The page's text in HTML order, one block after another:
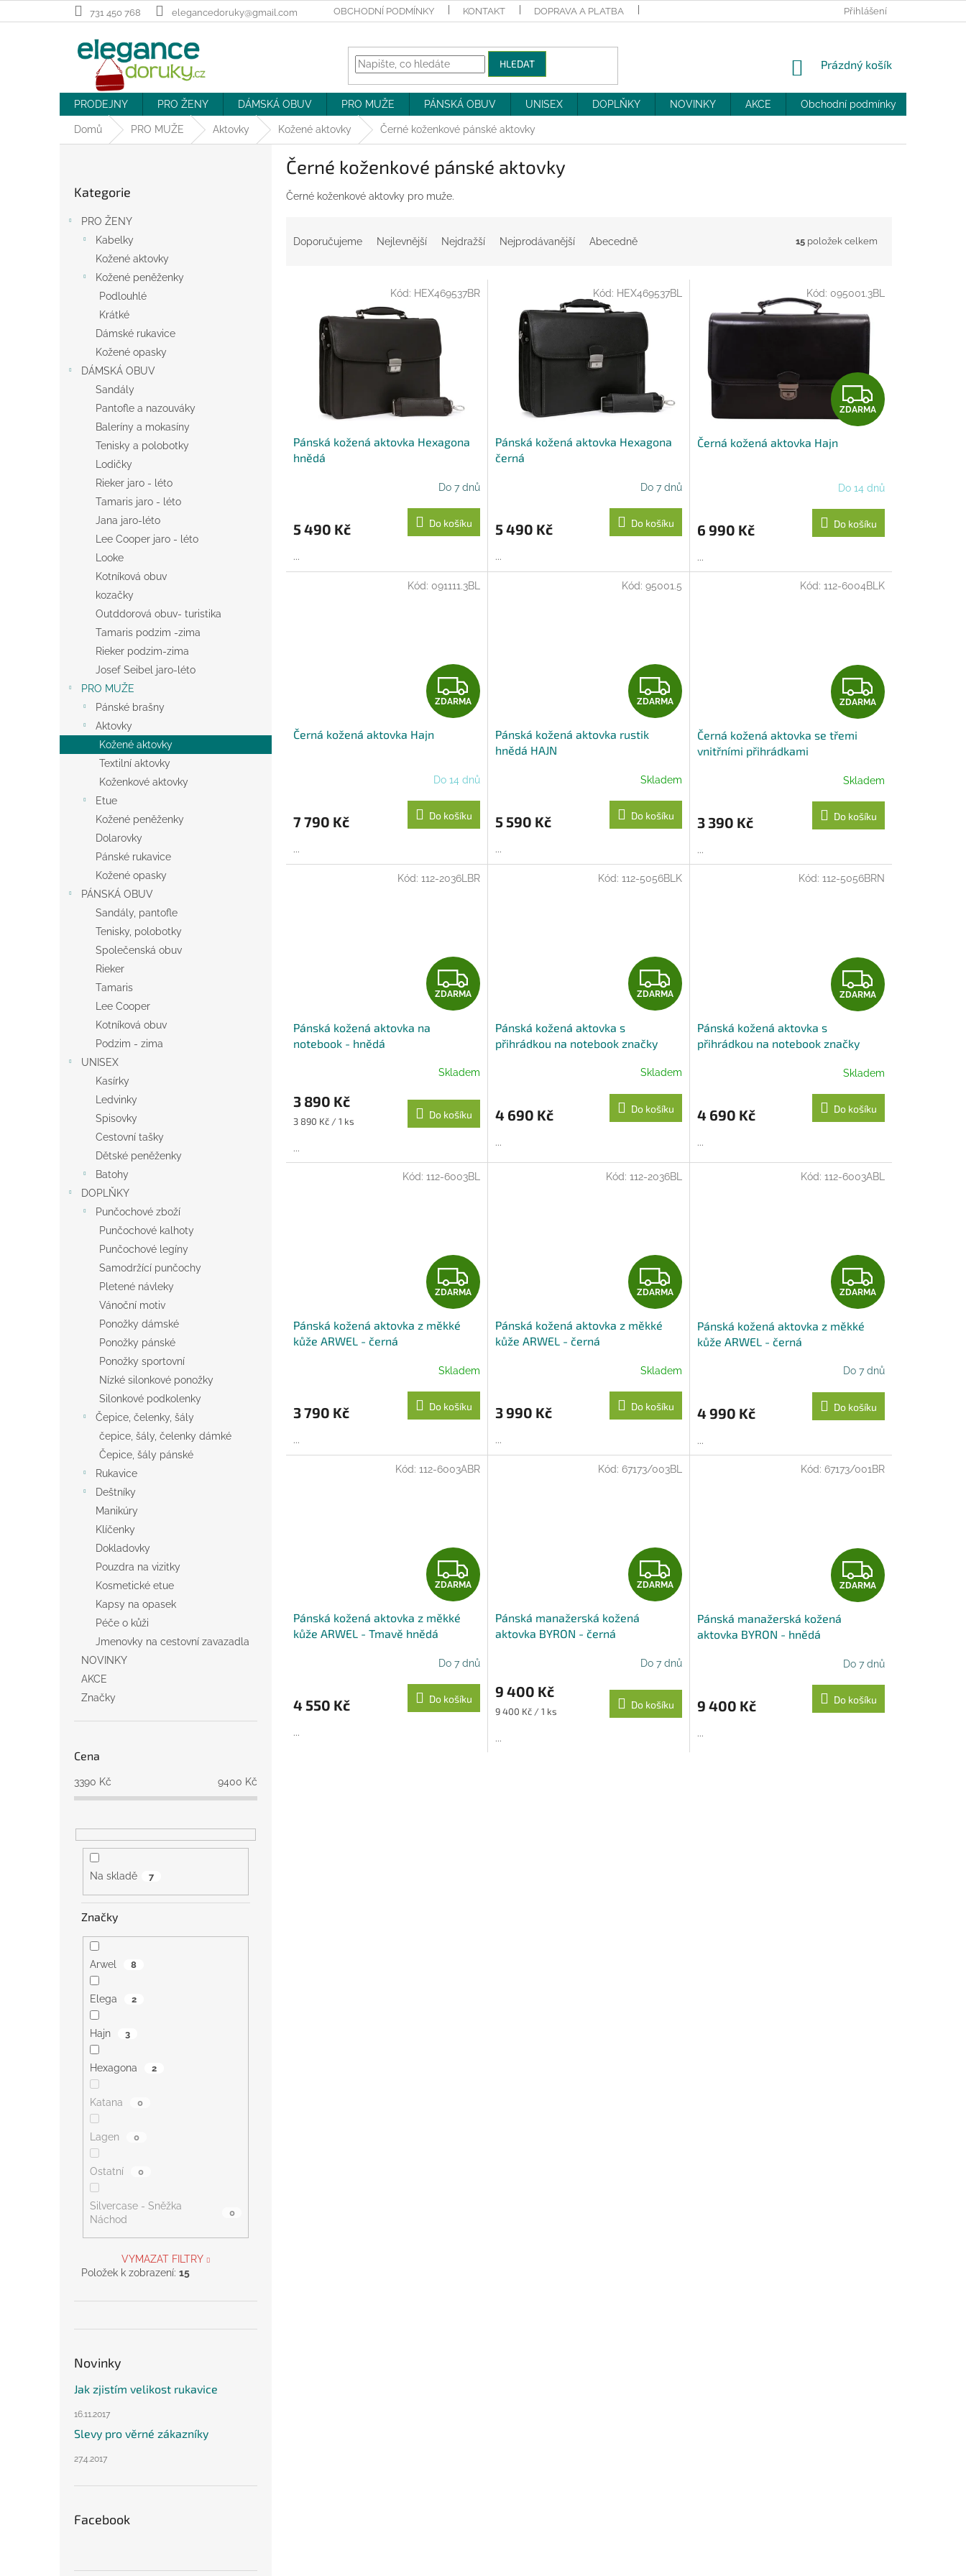
na
731 450 768 elegancedoruky@gmail.com OBCHODNÍ PODMÍNKY KONTAKT DOPRAVA A PLATBA MOJE OBJEDNÁVKA
Přihlášení
HLEDAT
NÁKUPNÍ
Prázdný košík
PRODEJNY PRO ŽENY DÁMSKÁ OBUV PRO MUŽE PÁNSKÁ OBUV UNISEX DOPLŇKY NOVINKY AKCE Obchodní podmínky
Domů PRO MUŽE Aktovky Kožené aktovky Černé koženkové pánské aktovky
kategorie
Kategorie
PRO ŽENY
Kabelky
Kožené aktovky
Kožené peněženky
Podlouhlé
Krátké
Dámské rukavice
Kožené opasky
DÁMSKÁ OBUV
Sandály
Pantofle a nazouváky
Baleríny a mokasíny
Tenisky a polobotky
Lodičky
Rieker jaro - léto
Tamaris jaro - léto
Jana jaro-léto
Lee Cooper jaro - léto
Looke
Kotníková obuv
kozačky
Outddorová obuv- turistika
Tamaris podzim -zima
Rieker podzim-zima
Josef Seibel jaro-léto
PRO MUŽE
Pánské brašny
Aktovky
Kožené aktovky
Textilní aktovky
Koženkové aktovky
Etue
Kožené peněženky
Dolarovky
Pánské rukavice
Kožené opasky
PÁNSKÁ OBUV
Sandály, pantofle
Tenisky, polobotky
Společenská obuv
Rieker
Tamaris
Lee Cooper
Kotníková obuv
Podzim - zima
UNISEX
Kasírky
Ledvinky
Spisovky
Cestovní tašky
Dětské peněženky
Batohy
DOPLŇKY
Punčochové zboží
Punčochové kalhoty
Punčochové legíny
Samodržící punčochy
Pletené návleky
Vánoční motiv
Ponožky dámské
Ponožky pánské
Ponožky sportovní
Nízké silonkové ponožky
Silonkové podkolenky
Čepice, čelenky, šály
čepice, šály, čelenky dámké
Čepice, šály pánské
Rukavice
Deštníky
Manikúry
Klíčenky
Dokladovky
Pouzdra na vizitky
Kosmetické etue
Kapsy na opasek
Péče o kůži
Jmenovky na cestovní zavazadla
NOVINKY
AKCE
Značky
Cena
3390 Kč 9400 Kč
Na skladě 7
Značky
Arwel 8
Elega 2
Hajn 3
Hexagona 2
Katana 0
Lagen 0
Ostatní 0
Silvercase - Sněžka
Náchod
0
VYMAZAT FILTRY
Položek k zobrazení: 15
Novinky
Jak zjistím velikost rukavice
16.11.2017
Slevy pro věrné zákazníky
27.4.2017
Facebook
Černé koženkové pánské aktovky
Černé koženkové aktovky pro muže.
Doporučujeme Nejlevnější Nejdražší Nejprodávanější Abecedně 15 položek celkem
Pánská kožená aktovka Hexagona
hnědá
Do 7 dnů
5 490 Kč Do košíku
...
Kód: HEX469537BR
Pánská kožená aktovka Hexagona
černá
Do 7 dnů
5 490 Kč Do košíku
...
Kód: HEX469537BL
Z
D
R
M
A
ZDARMA
Černá kožená aktovka Hajn
Do 14 dnů
6 990 Kč Do košíku
...
Kód: 095001.3BL
Z
D
R
M
A
ZDARMA
Černá kožená aktovka Hajn
Do 14 dnů
7 790 Kč Do košíku
...
Kód: 091111.3BL
Z
D
R
M
A
ZDARMA
Pánská kožená aktovka rustik
hnědá HAJN
Skladem
5 590 Kč Do košíku
...
Kód: 95001.5
Z
D
R
M
A
ZDARMA
Černá kožená aktovka se třemi
vnitřními přihrádkami
Skladem
3 390 Kč Do košíku
...
Kód: 112-6004BLK
Z
D
R
M
A
ZDARMA
Pánská kožená aktovka na
notebook - hnědá
Skladem
3 890 Kč
Měrná
3 890 Kč / 1 ks
Do košíku
...
Kód: 112-2036LBR
Z
D
R
M
A
ZDARMA
Pánská kožená aktovka s
přihrádkou na notebook značky
Skladem
4 690 Kč Do košíku
...
Kód: 112-5056BLK
Z
D
R
M
A
ZDARMA
Pánská kožená aktovka s
přihrádkou na notebook značky
Skladem
4 690 Kč Do košíku
...
Kód: 112-5056BRN
Z
D
R
M
A
ZDARMA
Pánská kožená aktovka z měkké
kůže ARWEL - černá
Skladem
3 790 Kč Do košíku
...
Kód: 112-6003BL
Z
D
R
M
A
ZDARMA
Pánská kožená aktovka z měkké
kůže ARWEL - černá
Skladem
3 990 Kč Do košíku
...
Kód: 112-2036BL
Z
D
R
M
A
ZDARMA
Pánská kožená aktovka z měkké
kůže ARWEL - černá
Do 7 dnů
4 990 Kč Do košíku
...
Kód: 112-6003ABL
Z
D
R
M
A
ZDARMA
Pánská kožená aktovka z měkké
kůže ARWEL - Tmavě hnědá
Do 7 dnů
4 550 Kč Do košíku
...
Kód: 112-6003ABR
Z
D
R
M
A
ZDARMA
Pánská manažerská kožená
aktovka BYRON - černá
Do 7 dnů
9 400 Kč
Měrná
9 400 Kč / 1 ks
Do košíku
...
Kód: 67173/003BL
Z
D
R
M
A
ZDARMA
Pánská manažerská kožená
aktovka BYRON - hnědá
Do 7 dnů
9 400 Kč Do košíku
...
Kód: 67173/001BR